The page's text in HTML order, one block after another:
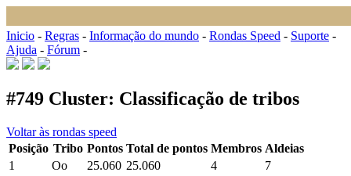
Inicio - Regras - Informação do mundo - Rondas Speed - Suporte -
Ajuda - Fórum -
#749 Cluster: Classificação de tribos
Voltar às rondas speed
Posição Tribo Pontos Total de pontos Membros Aldeias
1
Oo 25.060 25.060 4
7